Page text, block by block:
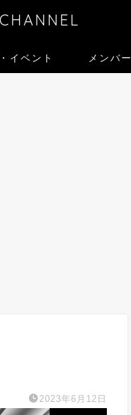
イベント メンバー
2023年6月12日